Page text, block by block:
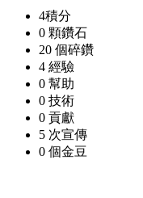
4積分
0 顆鑽石
20 個碎鑽
4 經驗
0 幫助
0 技術
0 貢獻
5 次宣傳
0 個金豆